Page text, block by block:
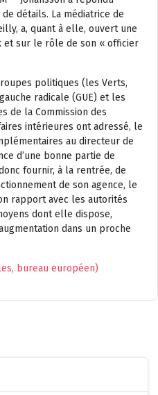
détails. La médiatrice de
a, quant à elle, ouvert une
et sur le rôle de son « officier
politiques (les Verts,
radicale (GUE) et les
de la Commission des
intérieures ont adressé, le
au directeur de
d’une bonne partie de
fournir, à la rentrée, de
de son agence, le
rapport avec les autorités
dont elle dispose,
dans un proche
bureau européen)